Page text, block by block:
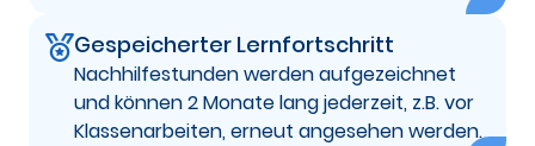
Gespeicherter Lernfortschritt
Nachhilfestunden werden aufgezeichnet
und können 2 Monate lang jederzeit, z.B. vor
Klassenarbeiten, erneut angesehen werden.